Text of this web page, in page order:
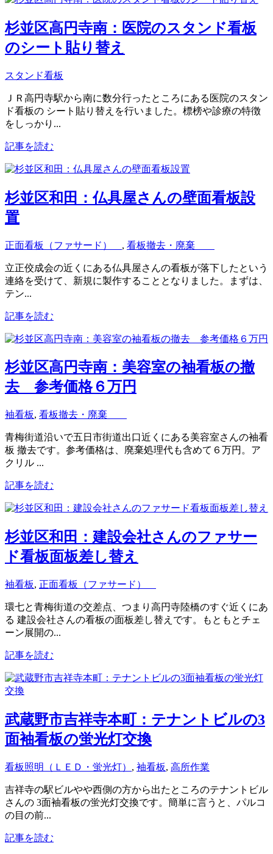
杉並区高円寺南：医院のスタンド看板
のシート貼り替え
スタンド看板
ＪＲ高円寺駅から南に数分行ったところにある医院のスタン
ド看板の シート貼り替えを行いました。標榜や診療の特徴
をしっかり...
記事を読む
杉並区和田：仏具屋さんの壁面看板設
置
正面看板（ファサード） , 看板撤去・廃棄
立正佼成会の近くにある仏具屋さんの看板が落下したという
連絡を受けて、新規に製作することとなりました。まずは、
テン...
記事を読む
杉並区高円寺南：美容室の袖看板の撤
去 参考価格６万円
袖看板, 看板撤去・廃棄
青梅街道沿いで五日市街道出口近くにある美容室さんの袖看
板 撤去です。参考価格は、廃棄処理代も含めて６万円。ア
クリル ...
記事を読む
杉並区和田：建設会社さんのファサー
ド看板面板差し替え
袖看板, 正面看板（ファサード）
環七と青梅街道の交差点、つまり高円寺陸橋のすぐ近くにあ
る 建設会社さんの看板の面板差し替えです。もともとチェ
ーン展開の...
記事を読む
武蔵野市吉祥寺本町：テナントビルの3
面袖看板の蛍光灯交換
看板照明（ＬＥＤ・蛍光灯） , 袖看板, 高所作業
吉祥寺の駅ビルやや西側の方から出たところのテナントビル
さんの 3面袖看板の蛍光灯交換です。簡単に言うと、パルコ
の目の前...
記事を読む